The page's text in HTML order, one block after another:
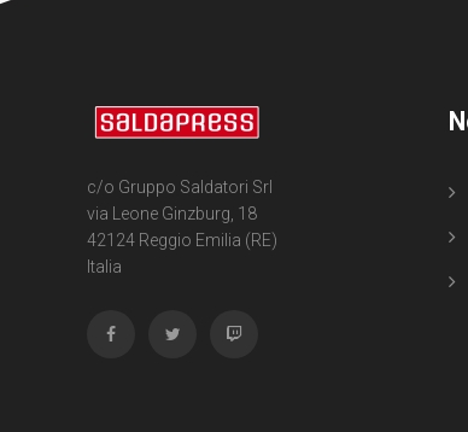
c/o Gruppo Saldatori Srl
via Leone Ginzburg, 18
42124 Reggio Emilia (RE)
Italia